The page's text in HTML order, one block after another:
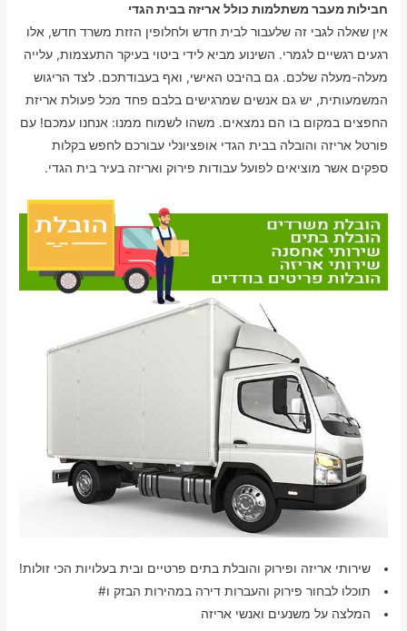
חבילות מעבר משתלמות כולל אריזה בבית הגדי
אין שאלה לגבי זה שלעבור לבית חדש ולחלופין הזזת משרד חדש, אלו
רגעים רגשיים לגמרי. השינוע מביא לידי ביטוי בעיקר התעצמות, עלייה
מעלה-מעלה שלכם. גם בהיבט האישי, ואף בעבודתכם. לצד הריגוש
המשמעותית, יש גם אנשים שמרגישים בלבם פחד מכל פעולת אריזת
החפצים במקום בו הם נמצאים. משהו לשמוח ממנו: אנחנו עמכם! עם
פורטל אריזה והובלה בבית הגדי אופציונלי עבורכם לחפש בקלות
ספקים אשר מוציאים לפועל עבודות פירוק ואריזה בעיר בית הגדי.
שירותי אריזה ופירוק והובלת בתים פרטיים ובית בעלויות הכי זולות!
תוכלו לבחור פירוק והעברות דירה במהירות הבזק ו#
המלצה על משנעים ואנשי אריזה